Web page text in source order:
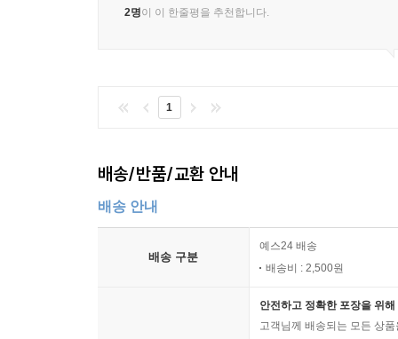
2명이 이 한줄평을 추천합니다.
1
배송/반품/교환 안내
배송 안내
배송 구분
예스24 배송
배송비 : 2,500원
안전하고 정확한 포장을 위
고객님께 배송되는 모든 상